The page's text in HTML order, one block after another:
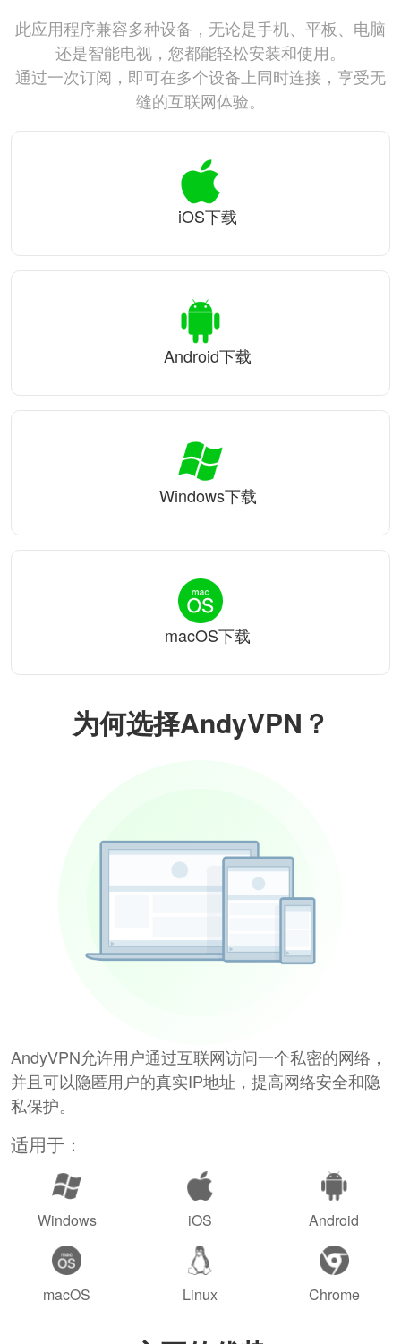
为何选择AndyVPN？
AndyVPN允许用户通过互联网访问一个私密的网络，
并且可以隐匿用户的真实IP地址，提高网络安全和隐
私保护。
适用于：
Windows iOS Android
macOS Linux Chrome
此应用程序兼容多种设备，无论是手机、平板、电脑
还是智能电视，您都能轻松安装和使用。
通过一次订阅，即可在多个设备上同时连接，享受无
缝的互联网体验。
iOS下载
Android下载
Windows下载
macOS下载